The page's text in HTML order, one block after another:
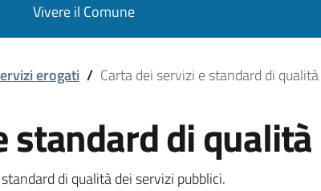
Vivere il Comune
di qualità
erogati / Carta dei servizi e standard di qualità
standard di qualità
di qualità dei servizi pubblici.